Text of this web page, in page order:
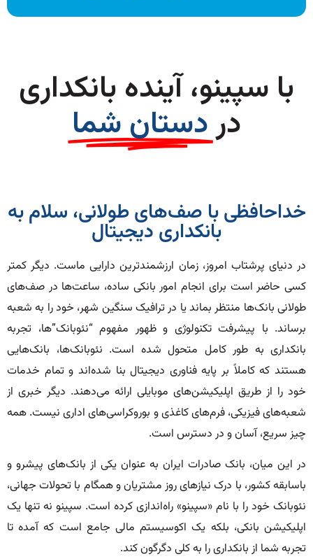
با سپینو، آینده بانکداری
دردستان شما
خداحافظی با صف‌های طولانی، سلام به
بانکداری دیجیتال
در دنیای پرشتاب امروز، زمان ارزشمندترین دارایی ماست. دیگر کمتر
کسی حاضر است برای انجام امور بانکی ساده، ساعت‌ها در صف‌های
طولانی بانک‌ها منتظر بماند یا در ترافیک سنگین شهر، خود را به شعبه
برساند. با پیشرفت تکنولوژی و ظهور مفهوم “نئوبانک”ها، تجربه
بانکداری به طور کامل متحول شده است. نئوبانک‌ها، بانک‌هایی
هستند که کاملاً بر پایه فناوری دیجیتال بنا شده‌اند و تمام خدمات
خود را از طریق اپلیکیشن‌های موبایلی ارائه می‌دهند. دیگر خبری از
شعبه‌های فیزیکی، فرم‌های کاغذی و بوروکراسی‌های اداری نیست. همه
چیز سریع، آسان و در دسترس است.
در این میان، بانک صادرات ایران به عنوان یکی از بانک‌های پیشرو و
باسابقه کشور، با درک نیازهای روز مشتریان و همگام با تحولات جهانی،
نئوبانک خود را با نام «سپینو» راه‌اندازی کرده است. سپینو نه تنها یک
اپلیکیشن بانکی، بلکه یک اکوسیستم مالی جامع است که آمده تا
تجربه شما از بانکداری را به کلی دگرگون کند.